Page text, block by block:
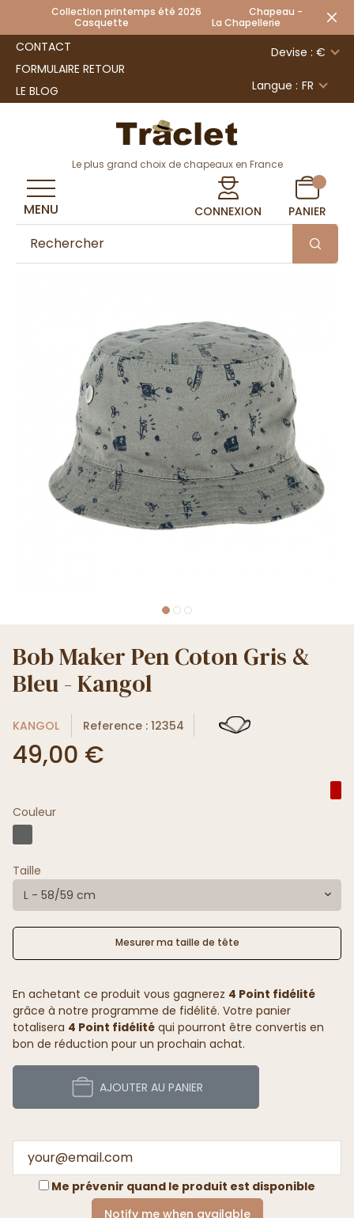
Collection printemps été 2026 Chapeau -
Casquette La Chapellerie
CONTACT
FORMULAIRE RETOUR
LE BLOG
Devise : €
Langue : FR
Le plus grand choix de chapeaux en France
CONNEXION PANIER
MENU
Bob Maker Pen Coton Gris &
Bleu - Kangol
KANGOL Reference : 12354
49,00 €
Couleur
Taille
L - 58/59 cm
Mesurer ma taille de tête
En achetant ce produit vous gagnerez 4 Point fidélité
grâce à notre programme de fidélité. Votre panier
totalisera 4 Point fidélité qui pourront être convertis en
bon de réduction pour un prochain achat.
AJOUTER AU PANIER
Me prévenir quand le produit est disponible
Notify me when available